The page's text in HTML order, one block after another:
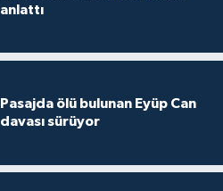
anlattı
Pasajda ölü bulunan Eyüp Can
davası sürüyor